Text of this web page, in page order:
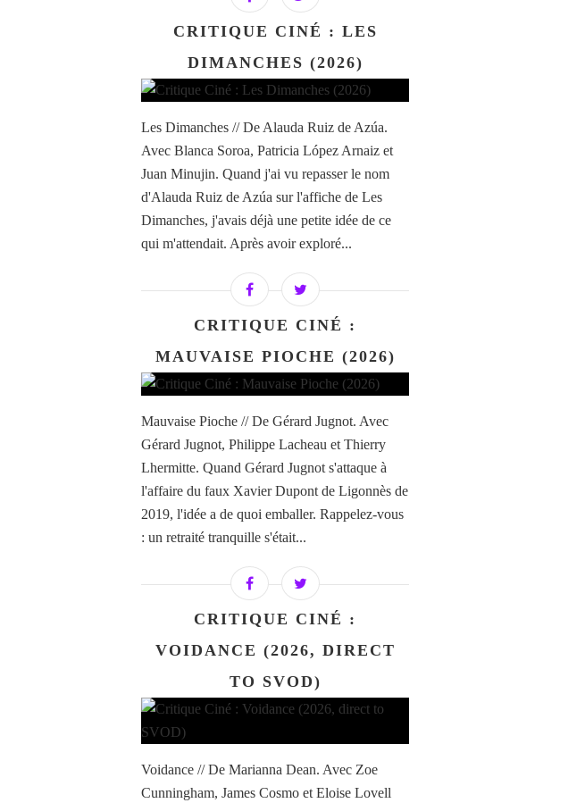
CRITIQUE CINÉ : LES
DIMANCHES (2026)
Les Dimanches // De Alauda Ruiz de Azúa.
Avec Blanca Soroa, Patricia López Arnaiz et
Juan Minujin. Quand j'ai vu repasser le nom
d'Alauda Ruiz de Azúa sur l'affiche de Les
Dimanches, j'avais déjà une petite idée de ce
qui m'attendait. Après avoir exploré...
CRITIQUE CINÉ :
MAUVAISE PIOCHE (2026)
Mauvaise Pioche // De Gérard Jugnot. Avec
Gérard Jugnot, Philippe Lacheau et Thierry
Lhermitte. Quand Gérard Jugnot s'attaque à
l'affaire du faux Xavier Dupont de Ligonnès de
2019, l'idée a de quoi emballer. Rappelez-vous
: un retraité tranquille s'était...
CRITIQUE CINÉ :
VOIDANCE (2026, DIRECT
TO SVOD)
Voidance // De Marianna Dean. Avec Zoe
Cunningham, James Cosmo et Eloise Lovell